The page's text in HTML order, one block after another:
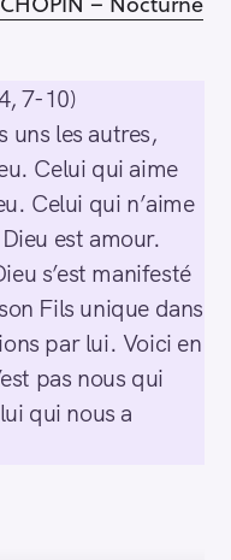
7-10)
uns les autres,
Celui qui aime
Celui qui n’aime
est amour.
s’est manifesté
Fils unique dans
par lui. Voici en
pas nous qui
qui nous a